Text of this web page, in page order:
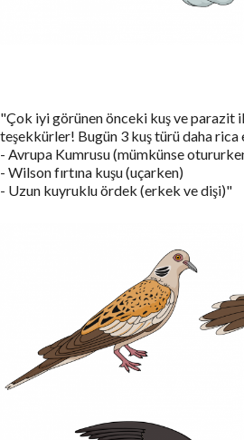
"Çok iyi görünen önceki kuş ve parazit
teşekkürler! Bugün 3 kuş türü daha
- Avrupa Kumrusu (mümkünse
- Wilson fırtına kuşu (uçarken)
- Uzun kuyruklu ördek (erkek ve dişi)"